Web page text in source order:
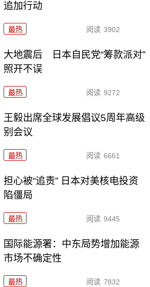
追加行动
最热 阅读 3902
大地震后 日本自民党“筹款派对”
照开不误
最热 阅读 9272
王毅出席全球发展倡议5周年高级
别会议
最热 阅读 6661
担心被“追责” 日本对美核电投资
陷僵局
最热 阅读 9445
国际能源署：中东局势增加能源
市场不确定性
最热 阅读 7832